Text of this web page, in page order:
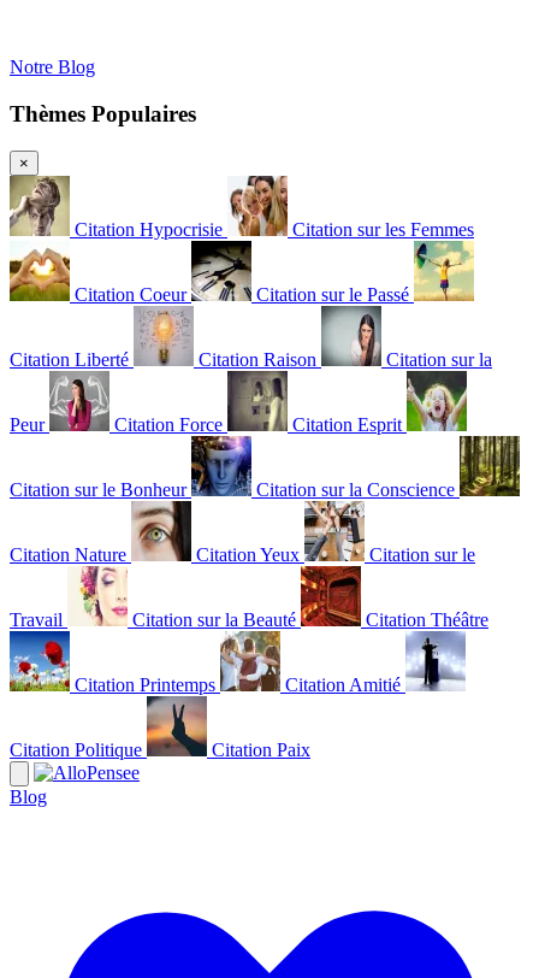
Notre Blog
Thèmes Populaires
×
Citation Hypocrisie Citation sur les Femmes
Citation Coeur Citation sur le Passé
Citation Liberté Citation Raison Citation sur la
Peur Citation Force Citation Esprit
Citation sur le Bonheur Citation sur la Conscience
Citation Nature Citation Yeux Citation sur le
Travail Citation sur la Beauté Citation Théâtre
Citation Printemps Citation Amitié
Citation Politique Citation Paix
Blog